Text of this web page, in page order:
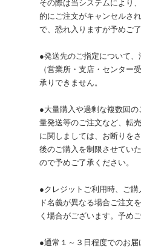
その際は当システムにより
的にご注文がキャンセルさ
で、恐れ入りますが予めご了
●発送先のご指定について
（営業所・支店・センター
承りできません。
●大量購入や過剰な複数回
量発送等のご注文など、転
に関しましては、お断りを
後のご購入を制限させてい
ので予めご了承ください。
●クレジットご利用時、ご
ド名義が異なる場合ご注文
く場合がございます。予め
●通常１～３日程度でのお